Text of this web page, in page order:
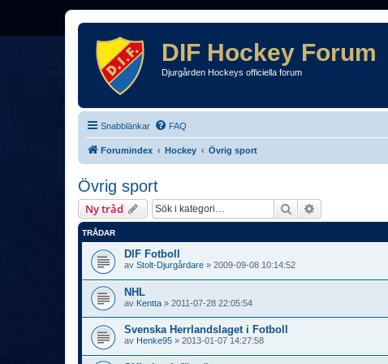
DIF Hockey Forum
Djurgården Hockeys officiella forum
Snabblänkar FAQ
Forumindex Hockey Övrig sport
Övrig sport
Ny tråd Sök
TRÅDAR
DIF Fotboll
av Stolt-Djurgårdare » 2009-09-08 10:14:52
NHL
av Kentta » 2011-07-28 22:05:54
Svenska Herrlandslaget i Fotboll
av Henke95 » 2013-01-07 14:27:58